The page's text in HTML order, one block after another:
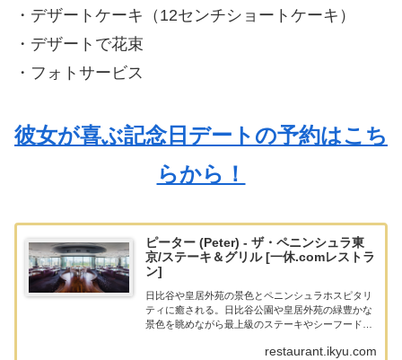
・デザートケーキ（12センチショートケーキ）
・デザートで花束
・フォトサービス
彼女が喜ぶ記念日デートの予約はこち
らから！
ピーター (Peter) - ザ・ペニンシュラ東
京/ステーキ＆グリル [一休.comレストラ
ン]
日比谷や皇居外苑の景色とペニンシュラホスピタリ
ティに癒される。日比谷公園や皇居外苑の緑豊かな
景色を眺めながら最上級のステーキやシーフードな
にお楽しみいただけます。趣向を凝らしたプライベ
restaurant.ikyu.com